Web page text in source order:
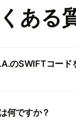
ある
のSWIFTコード
何ですか？